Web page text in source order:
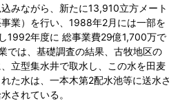
みながら、新たに13,910立方メート
業）を行い、1988年2月には一部を
1992年度に 総事業費29億1,700万で
では、基礎調査の結果、古牧地区の
立型集水井で取水し、この水を田麦
た水は、一本木第2配水池等に送水さ
されている。